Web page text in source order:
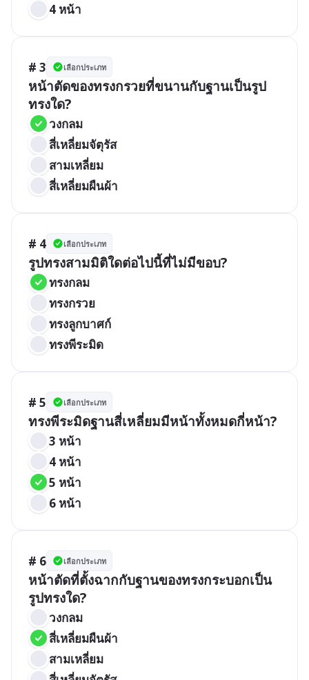
4 หน้า
# 3 เลือกประเภท
หน้าตัดของทรงกรวยที่ขนานกับฐานเป็นรูป
ทรงใด?
วงกลม
สี่เหลี่ยมจัตุรัส
สามเหลี่ยม
สี่เหลี่ยมผืนผ้า
# 4 เลือกประเภท
รูปทรงสามมิติใดต่อไปนี้ที่ไม่มีขอบ?
ทรงกลม
ทรงกรวย
ทรงลูกบาศก์
ทรงพีระมิด
# 5 เลือกประเภท
ทรงพีระมิดฐานสี่เหลี่ยมมีหน้าทั้งหมดกี่หน้า?
3 หน้า
4 หน้า
5 หน้า
6 หน้า
# 6 เลือกประเภท
หน้าตัดที่ตั้งฉากกับฐานของทรงกระบอกเป็น
รูปทรงใด?
วงกลม
สี่เหลี่ยมผืนผ้า
สามเหลี่ยม